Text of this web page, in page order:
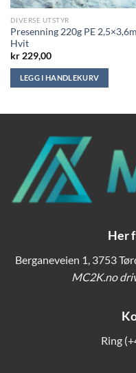
DIVERSE UTSTYR
Presenning 220g PE 2,5×3,6m
Hvit
kr229,00
LEGG I HANDLEKURV
Her
Berganeveien 1, 3753
MC2K.no
Ring